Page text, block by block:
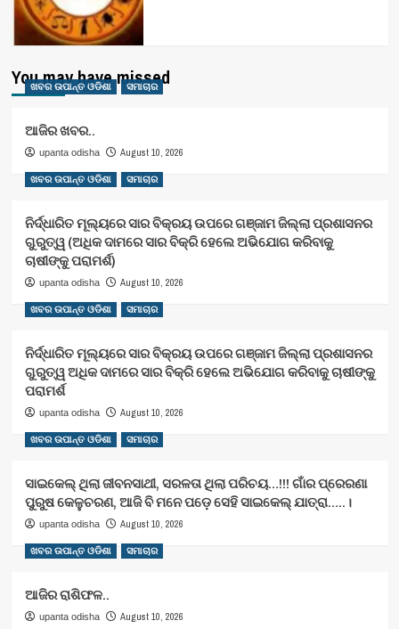
You may have missed
ଖବର ଉପାନ୍ତ ଓଡିଶା ସମାଚାର
ଆଜିର ଖବର..
upanta odisha August 10, 2026
ଖବର ଉପାନ୍ତ ଓଡିଶା ସମାଚାର
ନିର୍ଦ୍ଧାରିତ ମୂଲ୍ୟରେ ସାର ବିକ୍ରୟ ଉପରେ ଗଞ୍ଜାମ ଜିଲ୍ଲା ପ୍ରଶାସନର
ଗୁରୁତ୍ୱ (ଅଧିକ ଦାମରେ ସାର ବିକ୍ରି ହେଲେ ଅଭିଯୋଗ କରିବାକୁ
ଚାଷୀଙ୍କୁ ପରାମର୍ଶ)
upanta odisha August 10, 2026
ଖବର ଉପାନ୍ତ ଓଡିଶା ସମାଚାର
ନିର୍ଦ୍ଧାରିତ ମୂଲ୍ୟରେ ସାର ବିକ୍ରୟ ଉପରେ ଗଞ୍ଜାମ ଜିଲ୍ଲା ପ୍ରଶାସନର
ଗୁରୁତ୍ୱ ଅଧିକ ଦାମରେ ସାର ବିକ୍ରି ହେଲେ ଅଭିଯୋଗ କରିବାକୁ ଚାଷୀଙ୍କୁ
ପରାମର୍ଶ
upanta odisha August 10, 2026
ଖବର ଉପାନ୍ତ ଓଡିଶା ସମାଚାର
ସାଇକେଲ୍ ଥିଲା ଜୀବନସାଥୀ, ସରଳତା ଥିଲା ପରିଚୟ…!!! ଗାଁର ପ୍ରେରଣା
ପୁରୁଷ କେଳୁଚରଣ, ଆଜି ବି ମନେ ପଡ଼େ ସେହି ସାଇକେଲ୍ ଯାତ୍ରା…..।
upanta odisha August 10, 2026
ଖବର ଉପାନ୍ତ ଓଡିଶା ସମାଚାର
ଆଜିର ରାଶିଫଳ..
upanta odisha August 10, 2026